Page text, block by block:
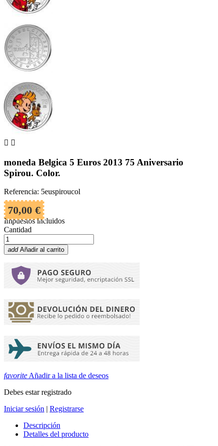
 
moneda Belgica 5 Euros 2013 75 Aniversario
Spirou. Color.
Referencia: 5euspiroucol
70,00 €
Impuestos incluidos
Cantidad
add Añadir al carrito
favorite Añadir a la lista de deseos
Debes estar registrado
Iniciar sesión | Registrarse
Descripción
Detalles del producto